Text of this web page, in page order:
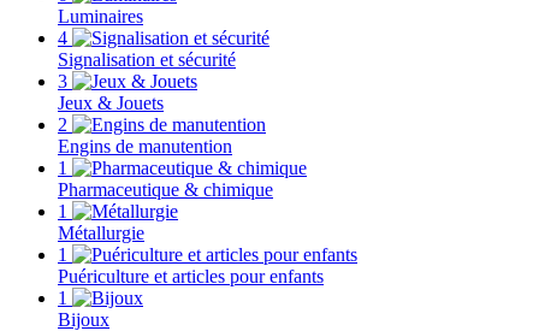
Luminaires
4
Signalisation et sécurité
3
Jeux & Jouets
2
Engins de manutention
1
Pharmaceutique & chimique
1
Métallurgie
1
Puériculture et articles pour enfants
1
Bijoux